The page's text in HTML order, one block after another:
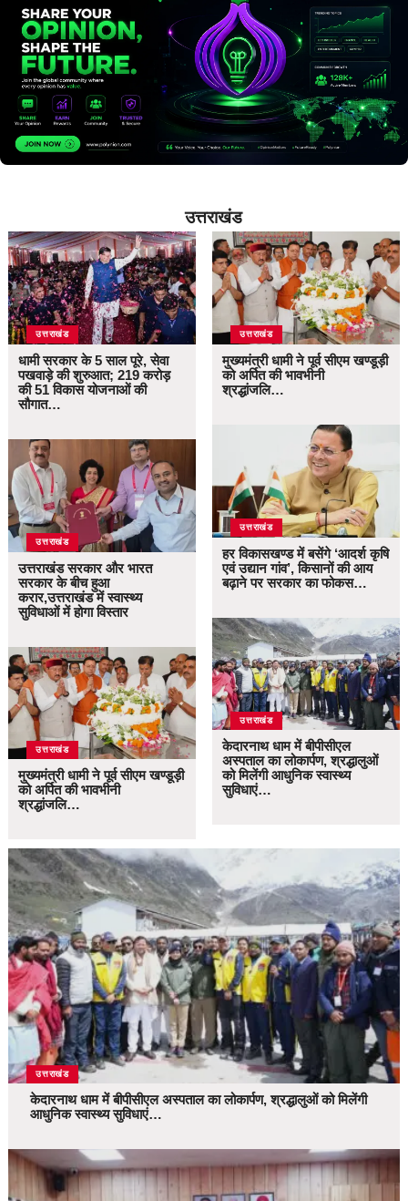
उत्तराखंड
उत्तराखंड
धामी सरकार के 5 साल पूरे, सेवा
पखवाड़े की शुरुआत; 219 करोड़
की 51 विकास योजनाओं की
सौगात…
उत्तराखंड
उत्तराखंड सरकार और भारत
सरकार के बीच हुआ
करार,उत्तराखंड में स्वास्थ्य
सुविधाओं में होगा विस्तार
उत्तराखंड
मुख्यमंत्री धामी ने पूर्व सीएम खण्डूड़ी
को अर्पित की भावभीनी
श्रद्धांजलि…
उत्तराखंड
मुख्यमंत्री धामी ने पूर्व सीएम खण्डूड़ी
को अर्पित की भावभीनी
श्रद्धांजलि…
उत्तराखंड
हर विकासखण्ड में बसेंगे ‘आदर्श कृषि
एवं उद्यान गांव’, किसानों की आय
बढ़ाने पर सरकार का फोकस…
उत्तराखंड
केदारनाथ धाम में बीपीसीएल
अस्पताल का लोकार्पण, श्रद्धालुओं
को मिलेंगी आधुनिक स्वास्थ्य
सुविधाएं…
उत्तराखंड
केदारनाथ धाम में बीपीसीएल अस्पताल का लोकार्पण, श्रद्धालुओं को मिलेंगी
आधुनिक स्वास्थ्य सुविधाएं…